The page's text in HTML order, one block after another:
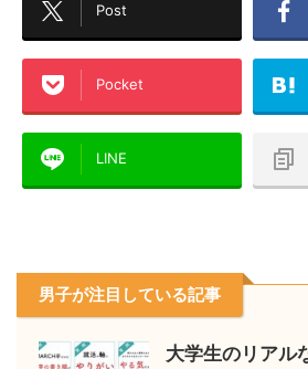
Post
Pocket
LINE
男子が注目している記事
大学生のリアル